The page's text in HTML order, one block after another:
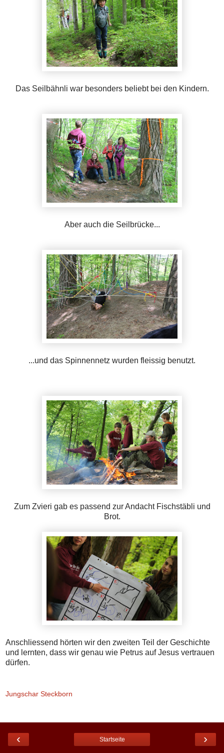
Das Seilbähnli war besonders beliebt bei den Kindern.
Aber auch die Seilbrücke...
...und das Spinnennetz wurden fleissig benutzt.
Zum Zvieri gab es passend zur Andacht Fischstäbli und
Brot.
Anschliessend hörten wir den zweiten Teil der Geschichte
und lernten, dass wir genau wie Petrus auf Jesus vertrauen
dürfen.
Jungschar Steckborn
‹ ›
Startseite